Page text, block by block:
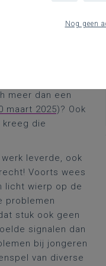
neer, zij het dat
alvast duidelijk:
viel.
“Scholen
en gelet op
meer dan een
maart 2025)? Ook
kreeg die
leverde, ook
Voorts wees
licht wierp op de
problemen
stuk ook geen
signalen dan
bij jongeren
van diverse
Nog geen